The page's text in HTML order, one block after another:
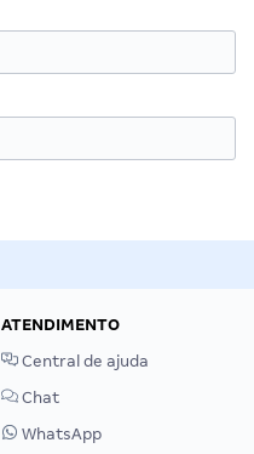
ATENDIMENTO
Central de ajuda
Chat
WhatsApp